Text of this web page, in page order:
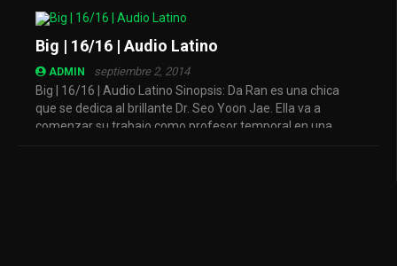
Big | 16/16 | Audio Latino
ADMIN septiembre 2, 2014
Big | 16/16 | Audio Latino Sinopsis: Da Ran es una chica
que se dedica al brillante Dr. Seo Yoon Jae. Ella va a
comenzar su trabajo como profesor temporal en una